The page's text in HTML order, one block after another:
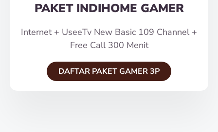
PAKET INDIHOME GAMER
Internet + UseeTv New Basic 109 Channel +
Free Call 300 Menit
DAFTAR PAKET GAMER 3P